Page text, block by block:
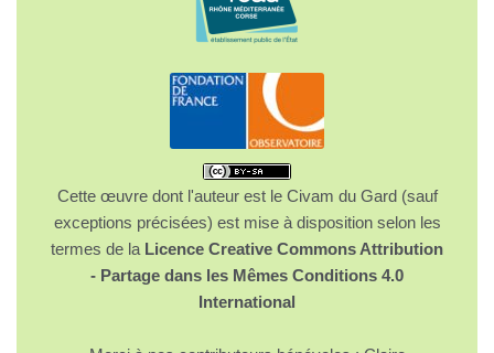
Cette œuvre dont l'auteur est le Civam du Gard (sauf
exceptions précisées) est mise à disposition selon les
termes de la Licence Creative Commons Attribution
- Partage dans les Mêmes Conditions 4.0
International